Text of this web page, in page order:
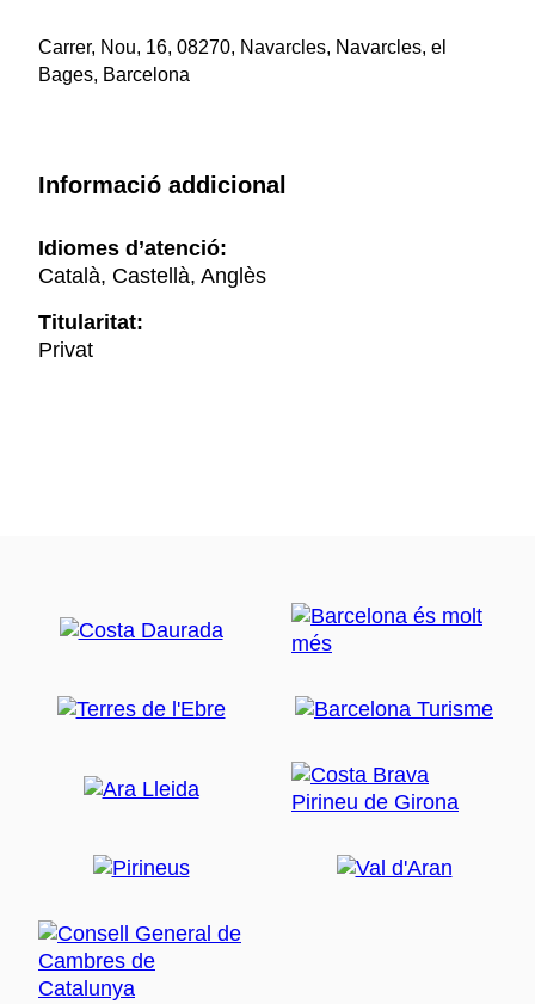
Carrer, Nou, 16, 08270, Navarcles, Navarcles, el
Bages, Barcelona
Informació addicional
Idiomes d’atenció:
Català, Castellà, Anglès
Titularitat:
Privat